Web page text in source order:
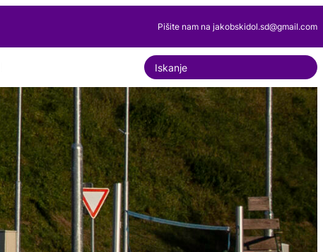
Pišite nam na jakobskidol.sd@gmail.com
S
e
a
r
c
h